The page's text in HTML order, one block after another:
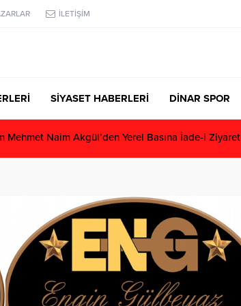
İLETİŞİM
SİYASET HABERLERİ DİNAR SPOR
Mehmet Naim Akgül’den Yerel Basına İade-i Ziyaret